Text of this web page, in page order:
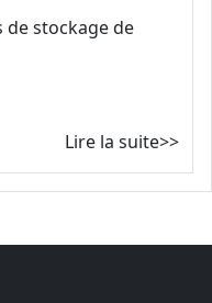
de stockage de
Lire la suite>>